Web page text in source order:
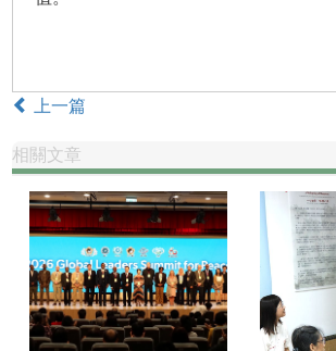
上一篇
相關文章